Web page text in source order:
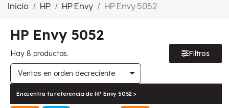
Inicio HP HP Envy HP Envy 5052
HP Envy 5052
Hay 8 productos. Filtros
Encuentra tu referencia de HP Envy 5052 >